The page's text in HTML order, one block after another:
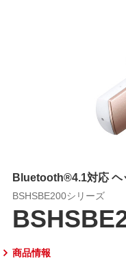
Bluetooth®4.1対応 ヘ
BSHSBE200シリーズ
商品情報